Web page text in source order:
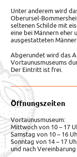
Unter anderem wird
Oberursel-
seltenen Schilde mit
eine bei Männern eher
ausgestatteten
Abgerundet wird das
Vortaunusmuseums
Der Eintritt ist frei.
Öffnungszeiten
Vortaunusmuseum:
Mittwoch von 10 – 17
Samstag von 10 – 16
Sonntag von 14 – 17
und nach Vereinbarung